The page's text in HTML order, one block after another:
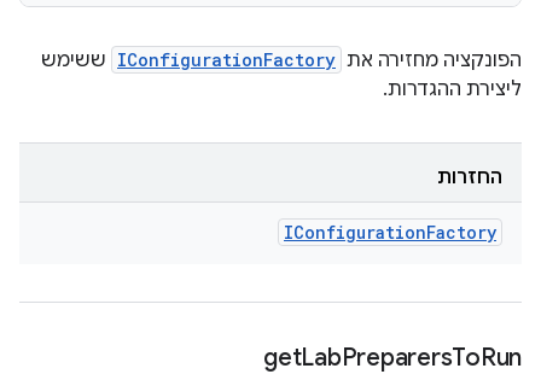
הפונקציה מחזירה את IConfigurationFactory ששימש
ליצירת ההגדרות.
החזרות
IConfigurationFactory
getLabPreparersToRun